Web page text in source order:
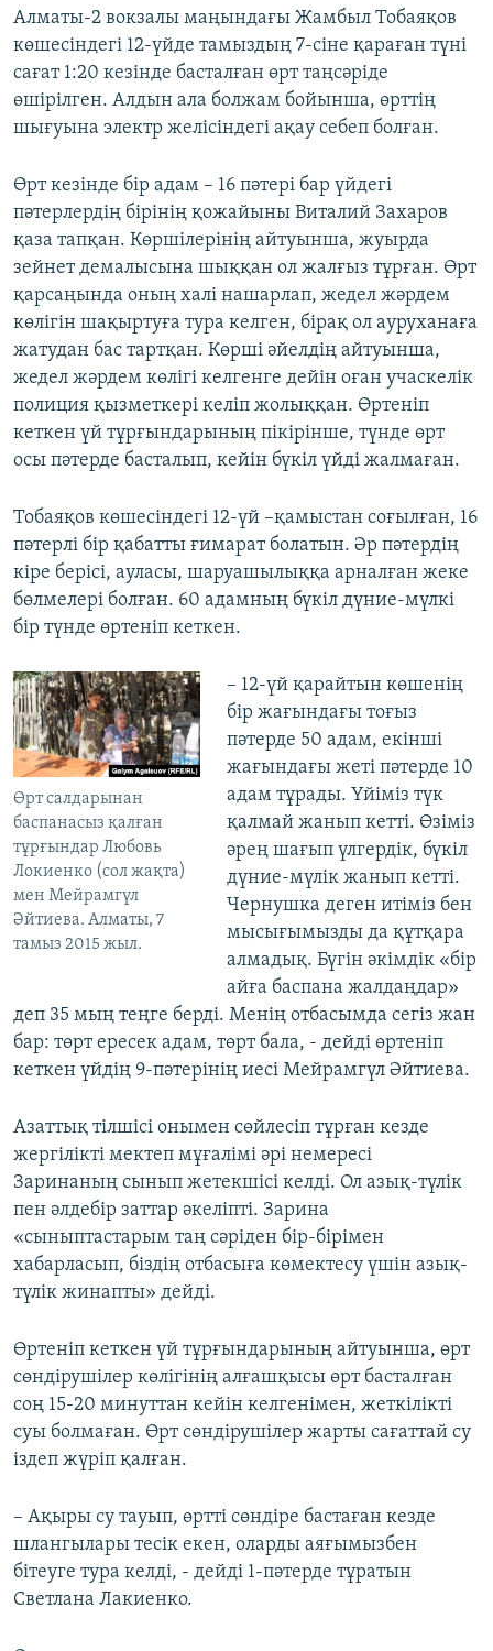
Алматы-2 вокзалы маңындағы Жамбыл Тобаяқов
көшесіндегі 12-үйде тамыздың 7-сіне қараған түні
сағат 1:20 кезінде басталған өрт таңсәріде
өшірілген. Алдын ала болжам бойынша, өрттің
шығуына электр желісіндегі ақау себеп болған.
Өрт кезінде бір адам – 16 пәтері бар үйдегі
пәтерлердің бірінің қожайыны Виталий Захаров
қаза тапқан. Көршілерінің айтуынша, жуырда
зейнет демалысына шыққан ол жалғыз тұрған. Өрт
қарсаңында оның халі нашарлап, жедел жәрдем
көлігін шақыртуға тура келген, бірақ ол ауруханаға
жатудан бас тартқан. Көрші әйелдің айтуынша,
жедел жәрдем көлігі келгенге дейін оған учаскелік
полиция қызметкері келіп жолыққан. Өртеніп
кеткен үй тұрғындарының пікірінше, түнде өрт
осы пәтерде басталып, кейін бүкіл үйді жалмаған.
Тобаяқов көшесіндегі 12-үй –қамыстан соғылған, 16
пәтерлі бір қабатты ғимарат болатын. Әр пәтердің
кіре берісі, ауласы, шаруашылыққа арналған жеке
бөлмелері болған. 60 адамның бүкіл дүние-мүлкі
бір түнде өртеніп кеткен.
Өрт салдарынан
баспанасыз қалған
тұрғындар Любовь
Локиенко (сол жақта)
мен Мейрамгүл
Әйтиева. Алматы, 7
тамыз 2015 жыл.
– 12-үй қарайтын көшенің
бір жағындағы тоғыз
пәтерде 50 адам, екінші
жағындағы жеті пәтерде 10
адам тұрады. Үйіміз түк
қалмай жанып кетті. Өзіміз
әрең шағып үлгердік, бүкіл
дүние-мүлік жанып кетті.
Чернушка деген итіміз бен
мысығымызды да құтқара
алмадық. Бүгін әкімдік «бір
айға баспана жалдаңдар»
деп 35 мың теңге берді. Менің отбасымда сегіз жан
бар: төрт ересек адам, төрт бала, - дейді өртеніп
кеткен үйдің 9-пәтерінің иесі Мейрамгүл Әйтиева.
Азаттық тілшісі онымен сөйлесіп тұрған кезде
жергілікті мектеп мұғалімі әрі немересі
Заринаның сынып жетекшісі келді. Ол азық-түлік
пен әлдебір заттар әкеліпті. Зарина
«сыныптастарым таң сәріден бір-бірімен
хабарласып, біздің отбасыға көмектесу үшін азық-
түлік жинапты» дейді.
Өртеніп кеткен үй тұрғындарының айтуынша, өрт
сөндірушілер көлігінің алғашқысы өрт басталған
соң 15-20 минуттан кейін келгенімен, жеткілікті
суы болмаған. Өрт сөндірушілер жарты сағаттай су
іздеп жүріп қалған.
– Ақыры су тауып, өртті сөндіре бастаған кезде
шлангылары тесік екен, оларды аяғымызбен
бітеуге тура келді, - дейді 1-пәтерде тұратын
Светлана Лакиенко.